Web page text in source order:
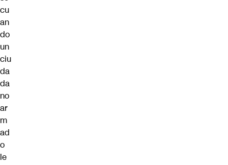
cu
an
do
un
ciu
da
da
no
ar
m
ad
o
le